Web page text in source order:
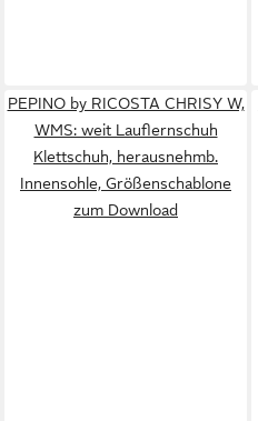
PEPINO by RICOSTA CHRISY W,
WMS: weit Lauflernschuh
Klettschuh, herausnehmb.
Innensohle, Größenschablone
zum Download